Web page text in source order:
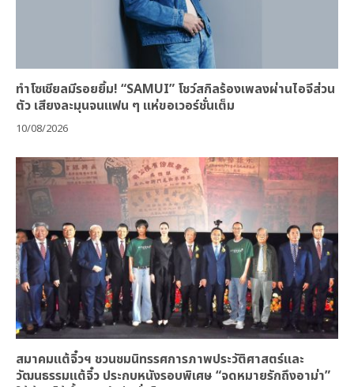
ทำโซเชียลมีรอยยิ้ม! “SAMUI” โชว์สกิลร้องเพลงผ่านไอจีส่วน
ตัว เสียงละมุนจนแฟน ๆ แห่ขอเวอร์ชั่นเต็ม
10/08/2026
สมาคมแต้จิ๋วฯ ชวนชมนิทรรศการภาพประวัติศาสตร์และ
วัฒนธรรมแต้จิ๋ว ประกบหนังรอบพิเศษ “จดหมายรักถึงอาม่า”